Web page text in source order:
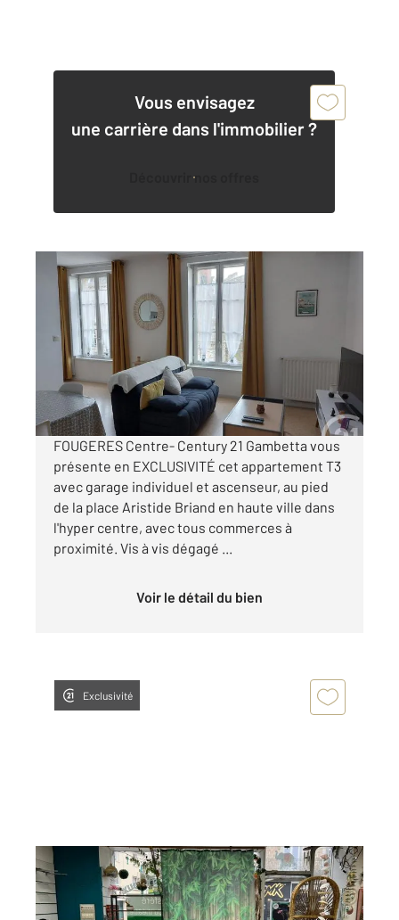
Vous envisagez
une carrière dans l'immobilier ?
Découvrir nos offres
FOUGERES 35
59,01 m2, 3 pièces
Ref : 6710
Appartement T3 à louer
620 €
par mois charges comprises
FOUGERES Centre- Century 21 Gambetta vous
présente en EXCLUSIVITÉ cet appartement T3
avec garage individuel et ascenseur, au pied
de la place Aristide Briand en haute ville dans
l'hyper centre, avec tous commerces à
proximité. Vis à vis dégagé ...
Voir le détail du bien
Exclusivité
FOUGERES 35
35 m
, 1 pièce
Ref : 6581